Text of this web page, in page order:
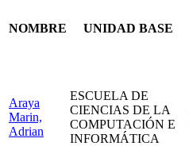
NOMBRE UNIDAD BASE
Araya
Marin,
Adrian
ESCUELA DE
CIENCIAS DE LA
COMPUTACIÓN E
INFORMÁTICA